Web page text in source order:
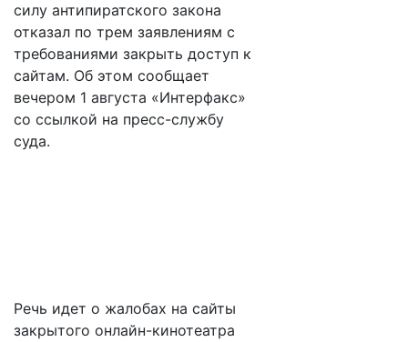
силу антипиратского закона
отказал по трем заявлениям с
требованиями закрыть доступ к
сайтам. Об этом сообщает
вечером 1 августа «Интерфакс»
со ссылкой на пресс-службу
суда.
Речь идет о жалобах на сайты
закрытого онлайн-кинотеатра